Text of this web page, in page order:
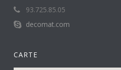
93.725.85.05
decomat.com
CARTE